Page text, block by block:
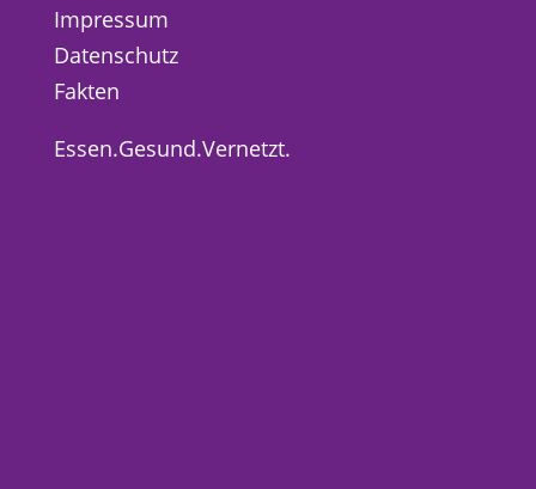
Impressum
Datenschutz
Fakten
Essen.Gesund.Vernetzt.